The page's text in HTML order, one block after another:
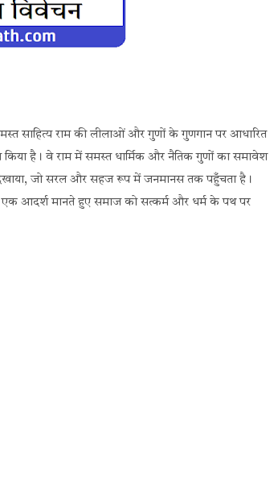
साहित्य राम की लीलाओं और गुणों के गुणगान पर आधारित
किया है। वे राम में समस्त धार्मिक और नैतिक गुणों का समावेश
जो सरल और सहज रूप में जनमानस तक पहुँचता है।
आदर्श मानते हुए समाज को सत्कर्म और धर्म के पथ पर